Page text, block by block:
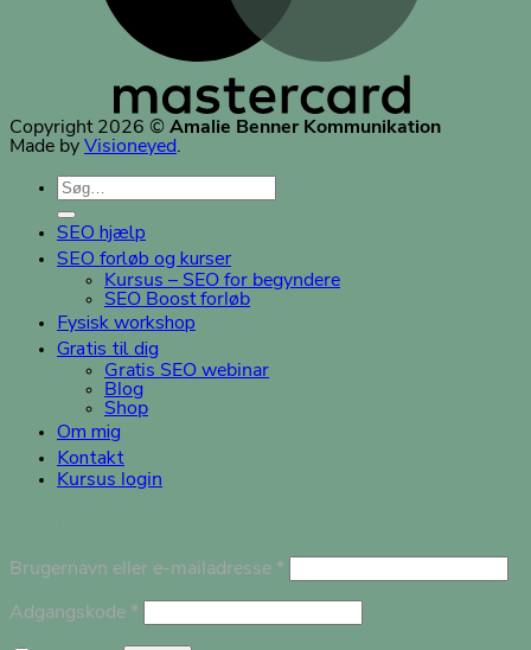
Copyright 2026 © Amalie Benner Kommunikation
Made by Visioneyed.
Søg
efter:
SEO hjælp
SEO forløb og kurser
Kursus – SEO for begyndere
SEO Boost forløb
Fysisk workshop
Gratis til dig
Gratis SEO webinar
Blog
Shop
Om mig
Kontakt
Kursus login
Brugernavn eller e-mailadresse *Påkrævet
Adgangskode *Påkrævet